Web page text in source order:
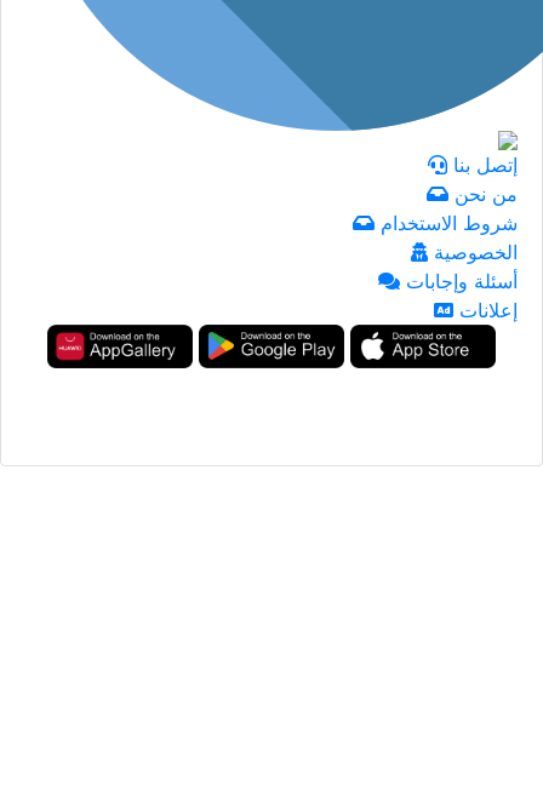
إتصل بنا
من نحن
شروط الاستخدام
الخصوصية
أسئلة وإجابات
إعلانات